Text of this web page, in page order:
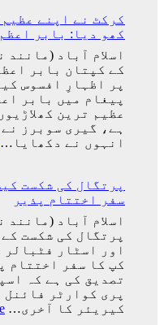
کا
بند
جو
گا
وہ
ٹیم
ثنا
کرکٹ نے اپنے عظیم
کھو دیا: بابر اعظم
اسلام آباد
کے کپتان بابر
پر اظہارِ افسوس
پیغام میں بابر
عظیم ترین
ہے، گیری سوبرز
انہوں نے دکھایا…
پرتگال کی شکست
سفر اختتام پذیر
پرتگال کی شکست
اور اسٹار
کپ کا سفر اختتام
تصدیق کی ہے کہ
پری کوارٹر فائنل
کیریئر کا آخری…